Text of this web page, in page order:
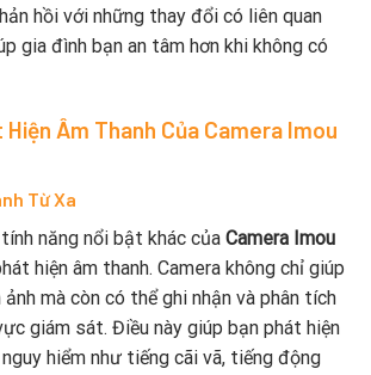
hồi với những thay đổi có liên quan
gia đình bạn an tâm hơn khi không có
Hiện Âm Thanh Của Camera Imou
Từ Xa
năng nổi bật khác của Camera Imou
hiện âm thanh. Camera không chỉ giúp
ảnh mà còn có thể ghi nhận và phân tích
giám sát. Điều này giúp bạn phát hiện
hiểm như tiếng cãi vã, tiếng động